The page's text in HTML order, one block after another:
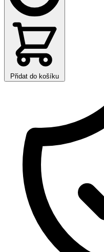
Přidat do košíku